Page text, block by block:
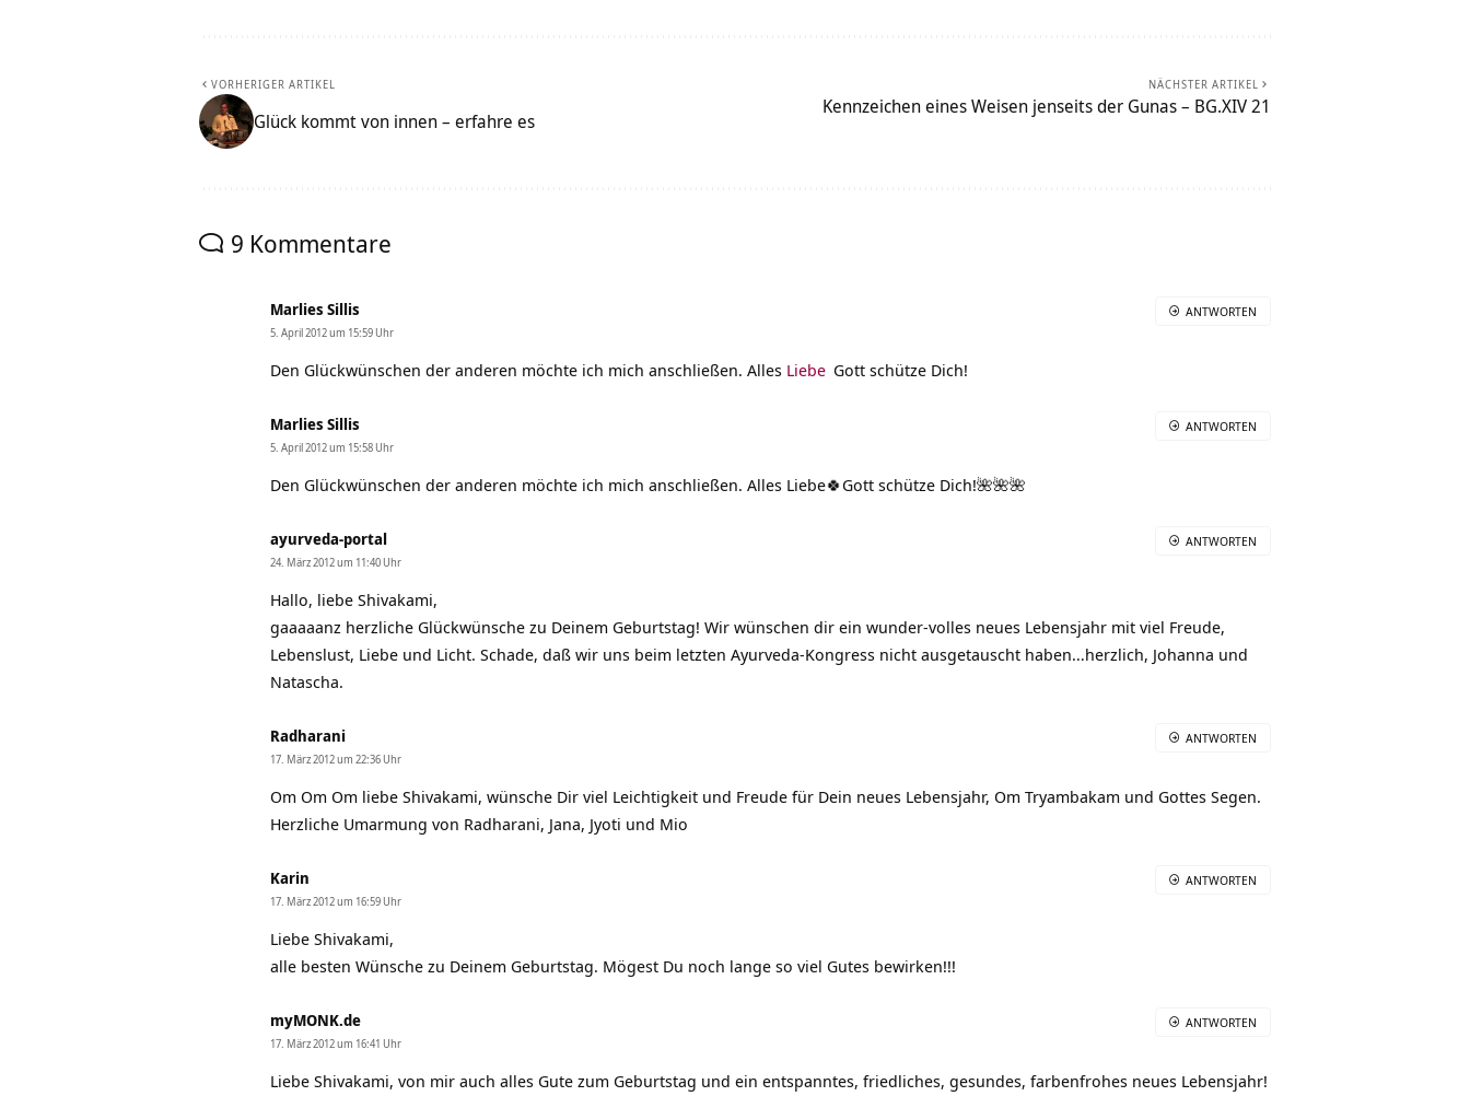
VORHERIGER ARTIKEL
Glück kommt von innen – erfahre es
NÄCHSTER ARTIKEL
Kennzeichen eines Weisen jenseits der Gunas – BG.XIV 21
9 Kommentare
Marlies Sillis
5. April 2012 um 15:59 Uhr
Den Glückwünschen der anderen möchte ich mich anschließen. Alles Liebe Gott schütze Dich!
ANTWORTEN
Marlies Sillis
5. April 2012 um 15:58 Uhr
Den Glückwünschen der anderen möchte ich mich anschließen. Alles Liebe🍀Gott schütze Dich!🌺🌺🌺
ANTWORTEN
ayurveda-portal
24. März 2012 um 11:40 Uhr
Hallo, liebe Shivakami,
gaaaaanz herzliche Glückwünsche zu Deinem Geburtstag! Wir wünschen dir ein wunder-volles neues Lebensjahr mit viel Freude,
Lebenslust, Liebe und Licht. Schade, daß wir uns beim letzten Ayurveda-Kongress nicht ausgetauscht haben…herzlich, Johanna und
Natascha.
ANTWORTEN
Radharani
17. März 2012 um 22:36 Uhr
Om Om Om liebe Shivakami, wünsche Dir viel Leichtigkeit und Freude für Dein neues Lebensjahr, Om Tryambakam und Gottes Segen.
Herzliche Umarmung von Radharani, Jana, Jyoti und Mio
ANTWORTEN
Karin
17. März 2012 um 16:59 Uhr
Liebe Shivakami,
alle besten Wünsche zu Deinem Geburtstag. Mögest Du noch lange so viel Gutes bewirken!!!
ANTWORTEN
myMONK.de
17. März 2012 um 16:41 Uhr
Liebe Shivakami, von mir auch alles Gute zum Geburtstag und ein entspanntes, friedliches, gesundes, farbenfrohes neues Lebensjahr!
ANTWORTEN